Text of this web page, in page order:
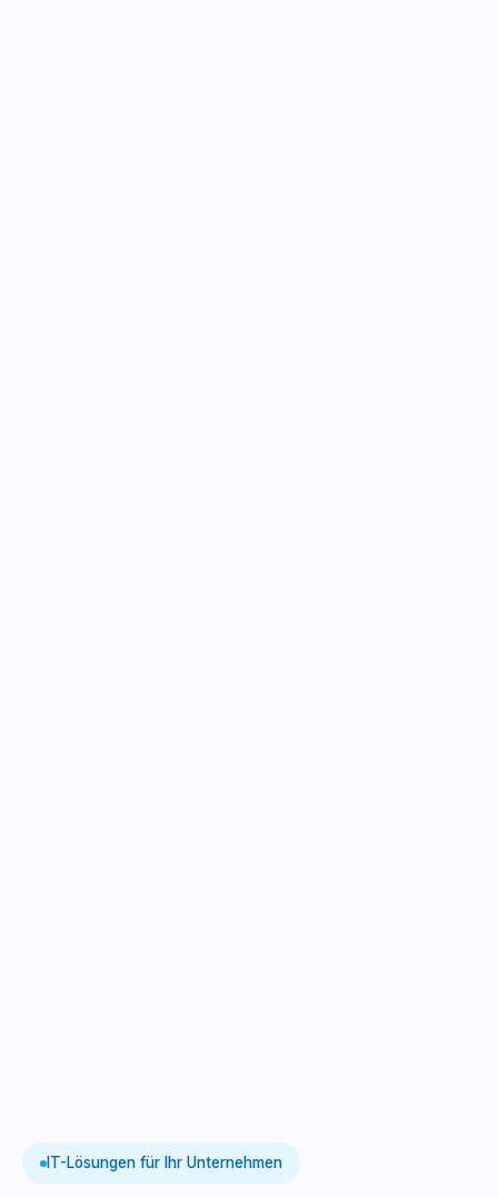
IT-Lösungen für Ihr Unternehmen